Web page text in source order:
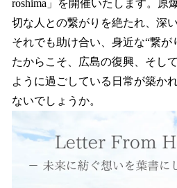
roshima」を開催いたします。原
切な人との繋がりを絶たれ、深
それでも助け合い、身近な“繋が
たからこそ、広島の復興、そし
ように過ごしている日常が築か
ないでしょうか。